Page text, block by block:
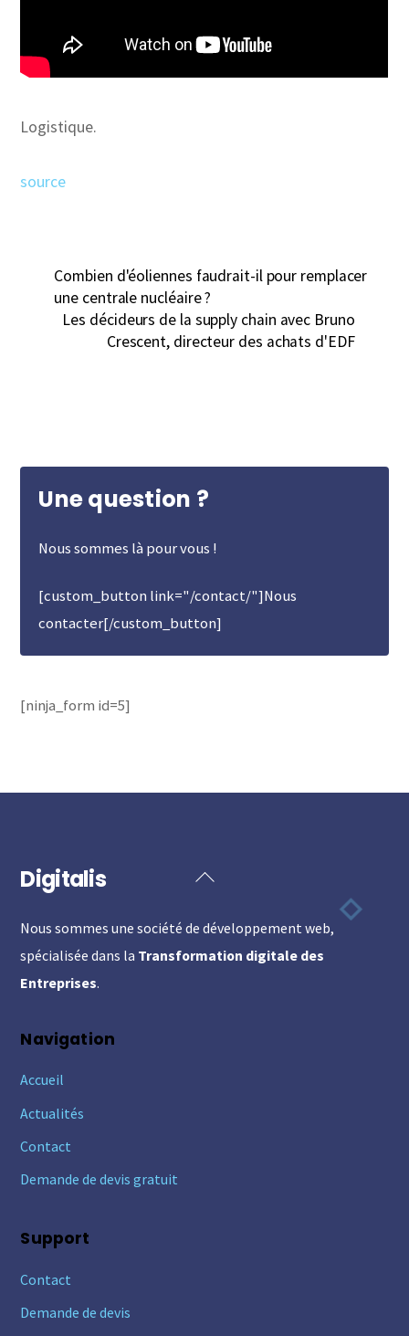
Logistique.
source
Combien d'éoliennes faudrait-il pour remplacer
une centrale nucléaire ?
Les décideurs de la supply chain avec Bruno
Crescent, directeur des achats d'EDF
Une question ?
Nous sommes là pour vous !
[custom_button link="/contact/"]Nous
contacter[/custom_button]
[ninja_form id=5]
Back
Top
Digitalis
Nous sommes une société de développement web,
spécialisée dans la Transformation digitale des
Entreprises.
Navigation
Accueil
Actualités
Contact
Demande de devis gratuit
Support
Contact
Demande de devis